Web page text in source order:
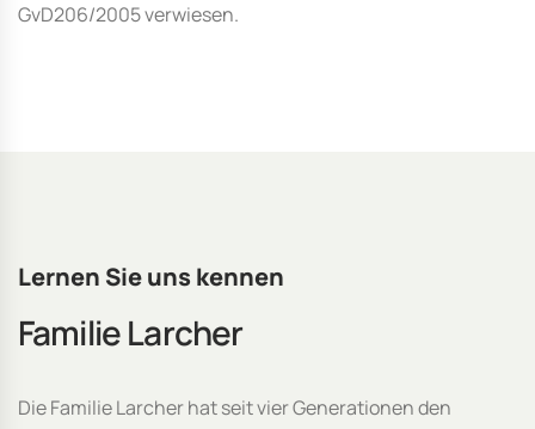
GvD206/2005 verwiesen.
Lernen Sie uns kennen
Familie Larcher
Die Familie Larcher hat seit vier Generationen den